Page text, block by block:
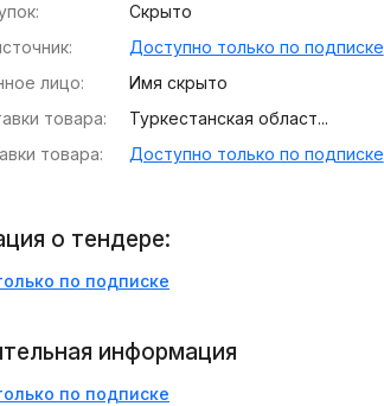
Скрыто
Доступно только по подписке
лицо:
Имя скрыто
товара:
Туркестанская област...
товара:
Доступно только по подписке
о тендере:
по подписке
информация
по подписке